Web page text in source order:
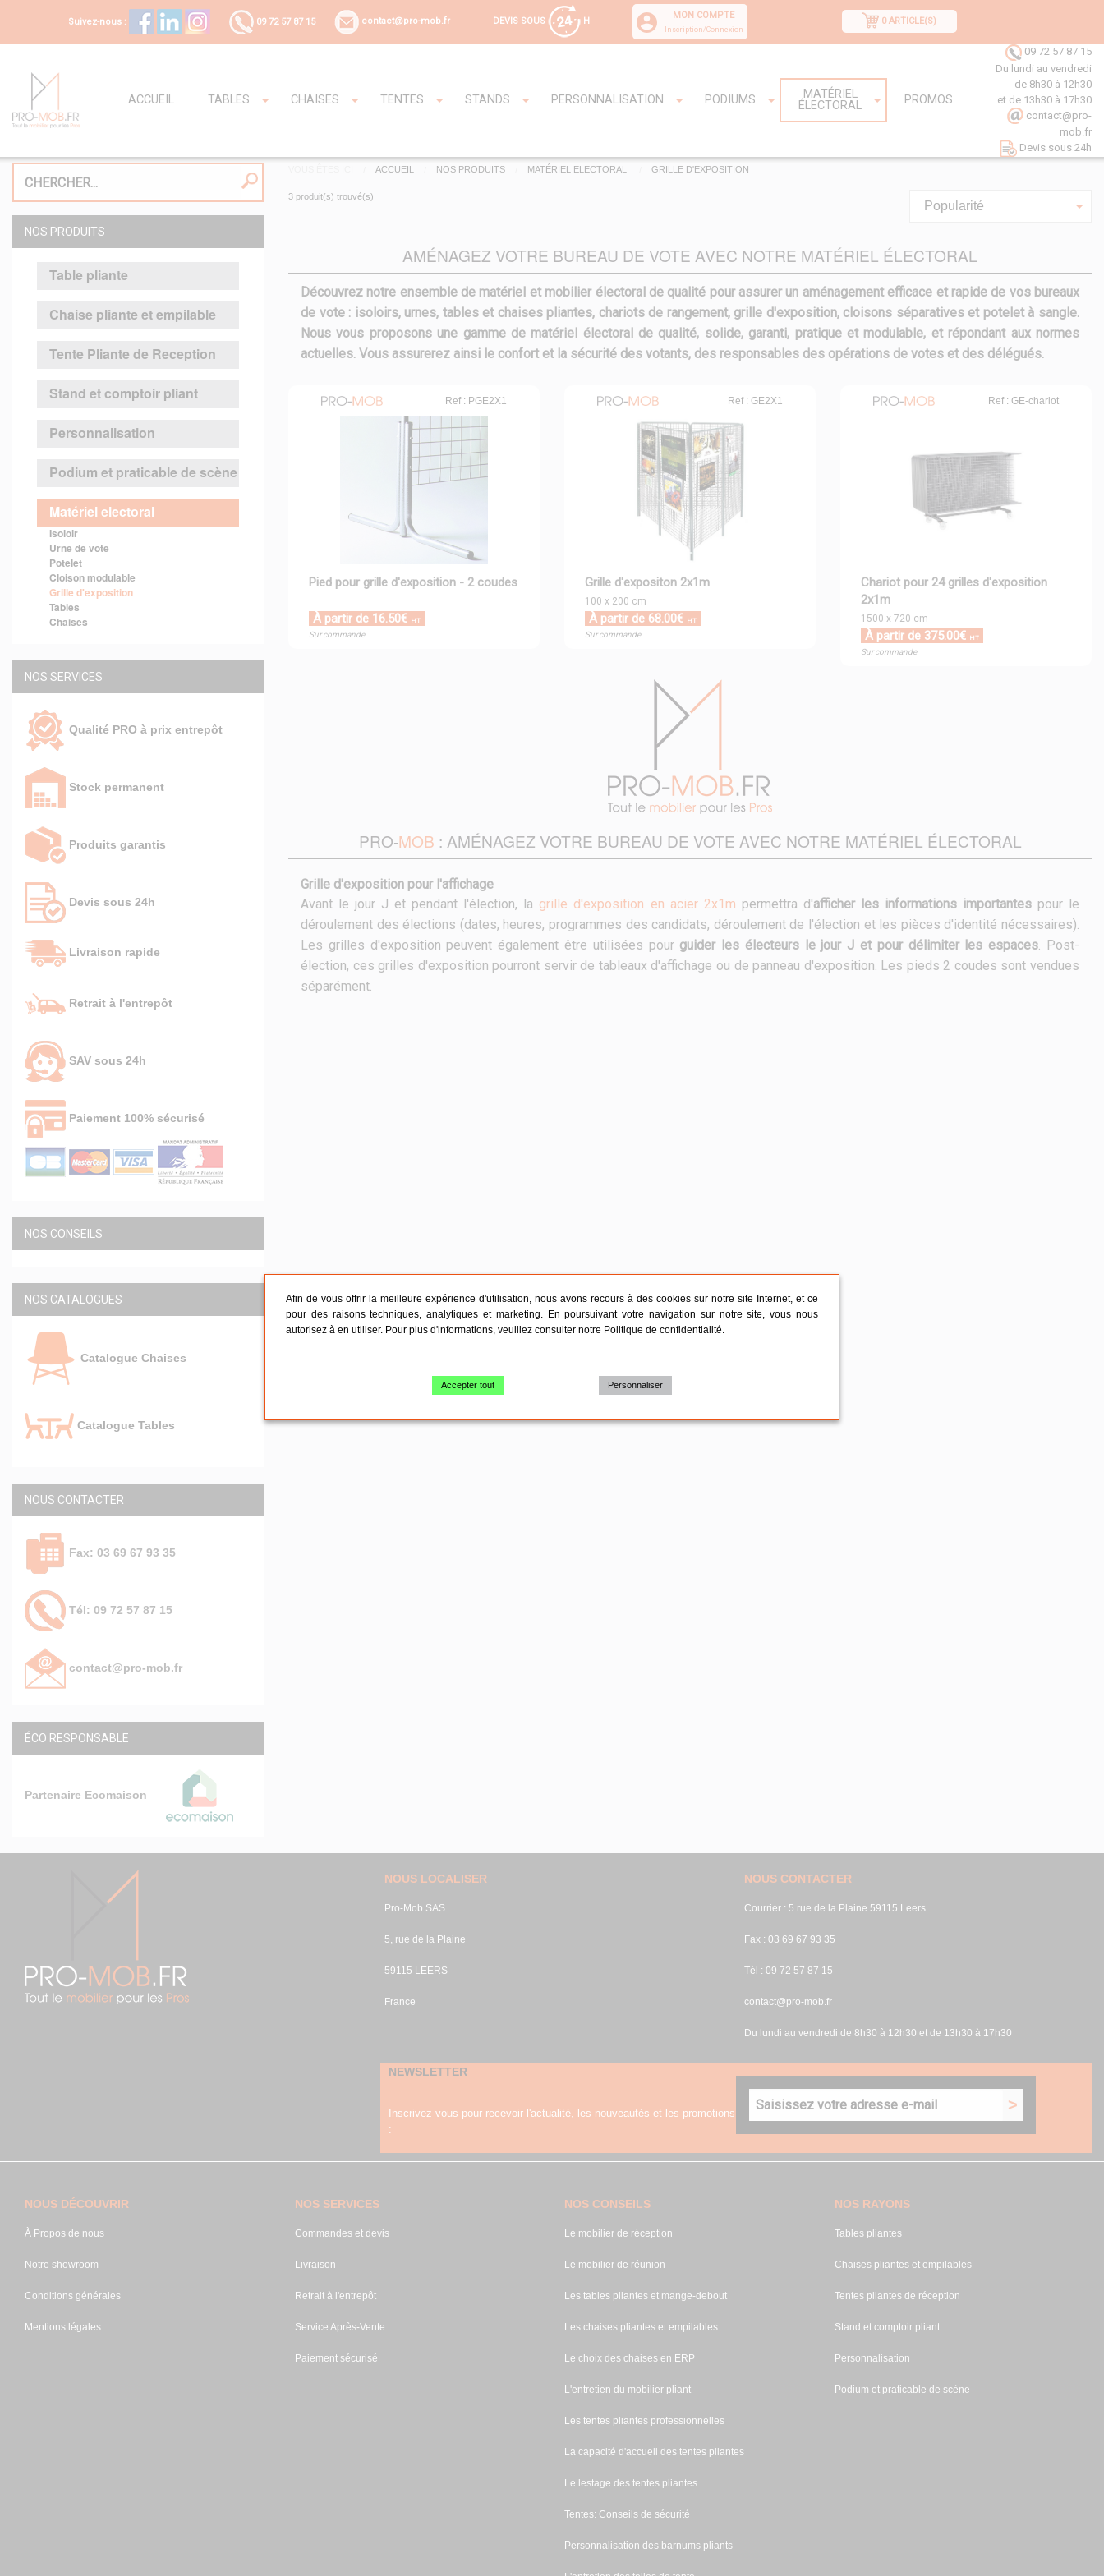
Suivez-nous : 09 72 57 87 15 contact@pro-mob.fr DEVIS SOUS H
MON COMPTE
Inscription/Connexion
0 ARTICLE(S)
ACCUEIL TABLES CHAISES TENTES STANDS PERSONNALISATION PODIUMS
MATÉRIEL
ÉLECTORAL
PROMOS
09 72 57 87 15
Du lundi au vendredi
de 8h30 à 12h30
et de 13h30 à 17h30
contact@pro-
mob.fr
Devis sous 24h
NOS PRODUITS
Table pliante
Chaise pliante et empilable
Tente Pliante de Reception
Stand et comptoir pliant
Personnalisation
Podium et praticable de scène
Matériel electoral
Isoloir
Urne de vote
Potelet
Cloison modulable
Grille d'exposition
Tables
Chaises
NOS SERVICES
Qualité PRO à prix entrepôt
Stock permanent
Produits garantis
Devis sous 24h
Livraison rapide
Retrait à l'entrepôt
SAV sous 24h
Paiement 100% sécurisé
NOS CONSEILS
NOS CATALOGUES
Catalogue Chaises
Catalogue Tables
NOUS CONTACTER
Fax: 03 69 67 93 35
Tél: 09 72 57 87 15
contact@pro-mob.fr
ÉCO RESPONSABLE
Partenaire Ecomaison
ACCUEIL NOS PRODUITS MATÉRIEL ELECTORAL GRILLE D'EXPOSITION
3 produit(s) trouvé(s)
Popularité
AMÉNAGEZ VOTRE BUREAU DE VOTE AVEC NOTRE MATÉRIEL ÉLECTORAL
Découvrez notre ensemble de matériel et mobilier électoral de qualité pour assurer un aménagement efficace et rapide de vos bureaux
de vote : isoloirs, urnes, tables et chaises pliantes, chariots de rangement, grille d'exposition, cloisons séparatives et potelet à sangle.
Nous vous proposons une gamme de matériel électoral de qualité, solide, garanti, pratique et modulable, et répondant aux normes
actuelles. Vous assurerez ainsi le confort et la sécurité des votants, des responsables des opérations de votes et des délégués.
Ref : PGE2X1
Pied pour grille d'exposition - 2 coudes
À partir de 16.50€ HT
Sur commande
Ref : GE2X1
Grille d'expositon 2x1m
100 x 200 cm
À partir de 68.00€ HT
Sur commande
Ref : GE-chariot
Chariot pour 24 grilles d'exposition
2x1m
1500 x 720 cm
À partir de 375.00€ HT
Sur commande
PRO-MOB : AMÉNAGEZ VOTRE BUREAU DE VOTE AVEC NOTRE MATÉRIEL ÉLECTORAL
Grille d'exposition pour l'affichage
Avant le jour J et pendant l'élection, la grille d'exposition en acier 2x1m permettra d'afficher les informations importantespour le
déroulement des élections (dates, heures, programmes des candidats, déroulement de l'élection et les pièces d'identité nécessaires).
Les grilles d'exposition peuvent également être utilisées pour guider les électeurs le jour J et pour délimiter les espaces. Post-
élection, ces grilles d'exposition pourront servir de tableaux d'affichage ou de panneau d'exposition. Les pieds 2 coudes sont vendues
séparément.
NOUS LOCALISER
Pro-Mob SAS
5, rue de la Plaine
59115 LEERS
France
NOUS CONTACTER
Courrier : 5 rue de la Plaine 59115 Leers
Fax : 03 69 67 93 35
Tél : 09 72 57 87 15
contact@pro-mob.fr
Du lundi au vendredi de 8h30 à 12h30 et de 13h30 à 17h30
NEWSLETTER
Inscrivez-vous pour recevoir l'actualité, les nouveautés et les promotions
:
NOUS DÉCOUVRIR
À Propos de nous
Notre showroom
Conditions générales
Mentions légales
NOS SERVICES
Commandes et devis
Livraison
Retrait à l'entrepôt
Service Après-Vente
Paiement sécurisé
NOS CONSEILS
Le mobilier de réception
Le mobilier de réunion
Les tables pliantes et mange-debout
Les chaises pliantes et empilables
Le choix des chaises en ERP
L'entretien du mobilier pliant
Les tentes pliantes professionnelles
La capacité d'accueil des tentes pliantes
Le lestage des tentes pliantes
Tentes: Conseils de sécurité
Personnalisation des barnums pliants
NOS RAYONS
Tables pliantes
Chaises pliantes et empilables
Tentes pliantes de réception
Stand et comptoir pliant
Personnalisation
Podium et praticable de scène
Afin de vous offrir la meilleure expérience d'utilisation, nous avons recours à des cookies sur notre site Internet, et ce
pour des raisons techniques, analytiques et marketing. En poursuivant votre navigation sur notre site, vous nous
autorisez à en utiliser. Pour plus d'informations, veuillez consulter notre Politique de confidentialité
Accepter tout Personnaliser